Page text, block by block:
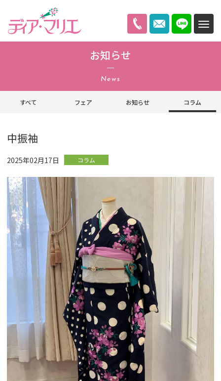
ディアマリエ
お知らせ
News
すべて フェア お知らせ コラム
中振袖
2025年02月17日 コラム